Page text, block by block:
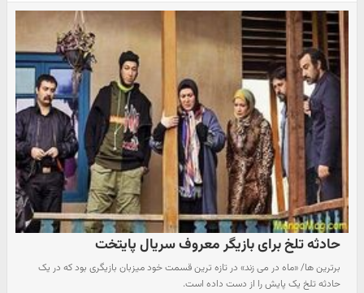
حادثه تلخ برای بازیگر معروف سریال پایتخت
برترین ها/ «ماه در می زند» در تازه ترین قسمت خود میزبان بازیگری بود که در یک
حادثه تلخ یک پایش را از دست داده است.